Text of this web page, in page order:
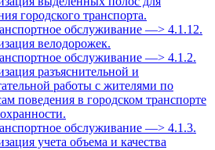
городского транспорта.
обслуживание —> 4.1.12.
велодорожек.
обслуживание —> 4.1.2.
разъяснительной и
работы с жителями по
поведения в городском транспорте
обслуживание —> 4.1.3.
учета объема и качества